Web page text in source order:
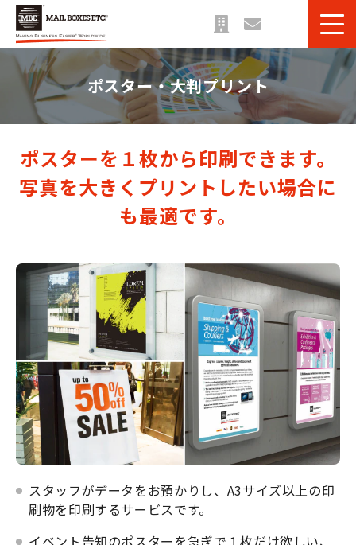
サービス一覧
課題・目的別 一覧
法人のお客様へ
ご利用事例
お役立ち情報＆ブログ
ポスター・大判プリント
ポスターを１枚から印刷できます。
写真を大きくプリントしたい場合に
も最適です。
スタッフがデータをお預かりし、A3サイズ以上の印
刷物を印刷するサービスです。
イベント告知のポスターを急ぎで１枚だけ欲しい、